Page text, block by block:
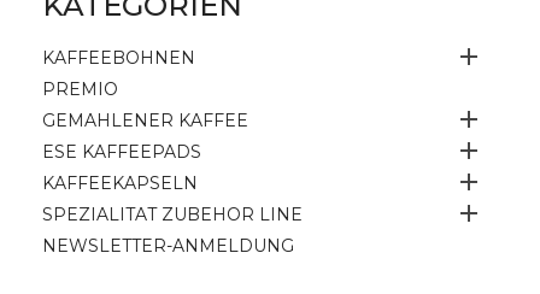
KAFFEEBOHNEN 
PREMIO
GEMAHLENER KAFFEE

ESE KAFFEEPADS 
KAFFEEKAPSELN 
SPEZIALITAT ZUBEHOR LINE 
NEWSLETTER-ANMELDUNG